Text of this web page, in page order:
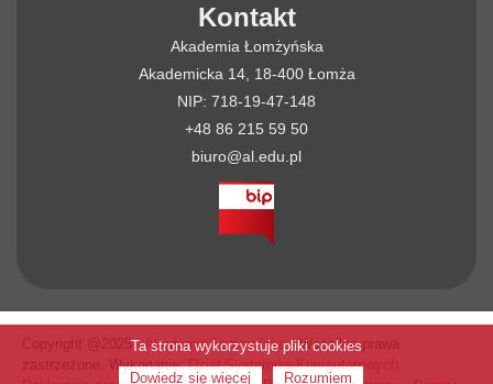
Kontakt
Akademia Łomżyńska
Akademicka 14, 18-400 Łomża
NIP: 718-19-47-148
+48 86 215 59 50
biuro@al.edu.pl
Copyright @2025 -Akademia Łomżyńska- Wszelkie prawa
zastrzeżone. Wykonanie:Dział Systemów Komputerowych
Ta strona wykorzystuje pliki cookies
Dowiedz się więcej
Rozumiem